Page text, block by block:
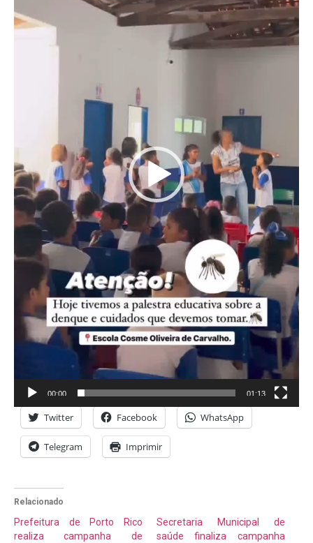
00:00 01:13
Twitter Facebook WhatsApp
Telegram Imprimir
Relacionado
Prefeitura de Porto Rico
realiza campanha de
Secretaria Municipal de
saúde finaliza campanha